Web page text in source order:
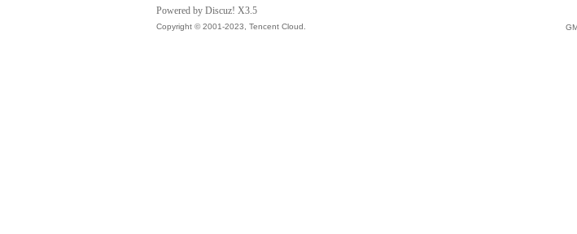
Powered by Discuz! X3.5
Copyright © 2001-2023, Tencent Cloud.